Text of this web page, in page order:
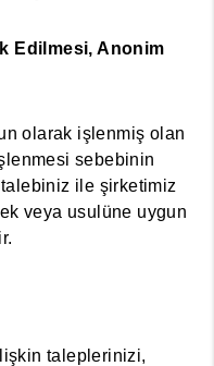
Edilmesi, Anonim
olarak işlenmiş olan
sebebinin
ile şirketimiz
veya usulüne uygun
taleplerinizi,